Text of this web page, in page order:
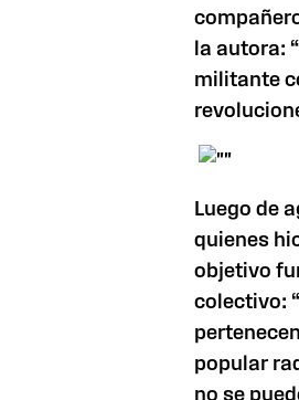
la autora:
militante
Luego de
quienes
objetivo
colectivo:
popular
no se